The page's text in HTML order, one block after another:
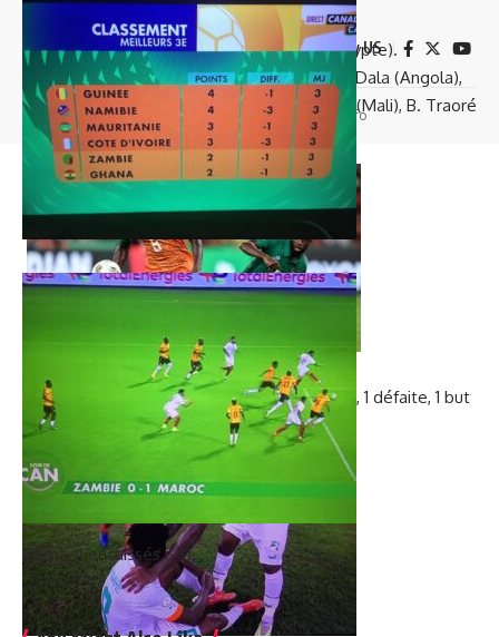
Nsue (Guinée Equatoriale) :
3 buts: Bounedjah (Algérie), Mohamed (Égypte).
2 buts :J. Ayew (Ghana), Camara (Sénégal), Dala (Angola),
Kudus (Ghana), Mabululu (Angola), Sinayoko (Mali), B. Traoré
(Burkina), Zwane (Afrique du Sud).
, 1 défaite, 1 but
inscrit, 4 encaissés (-3).
Follow US
© 2023 médias sport. made by kabefo